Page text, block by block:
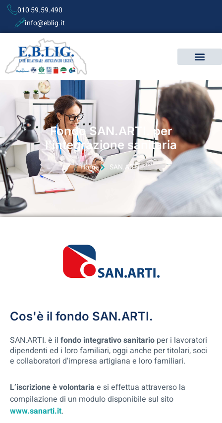
010 59.59.490
info@eblig.it
Fondo SAN.ARTI. per
l'integrazione sanitaria
Home SAN.ARTI.
Cos'è il fondo SAN.ARTI.
SAN.ARTI. è il fondo integrativo sanitario per i lavoratori
dipendenti ed i loro familiari, oggi anche per titolari, soci
e collaboratori d'impresa artigiana e loro familiari.
L’iscrizione è volontaria e si effettua attraverso la
compilazione di un modulo disponibile sul sito
www.sanarti.it.